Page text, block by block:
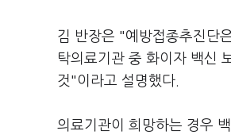
김 반장은 "예방접종추진단
탁의료기관 중 화이자 백신
것"이라고 설명했다.
의료기관이 희망하는 경우